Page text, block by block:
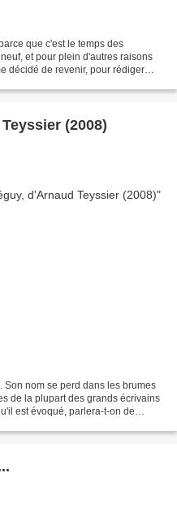
que c'est le temps des
et pour plein d'autres raisons
décidé de revenir, pour rédiger
(2008)
nom se perd dans les brumes
de la plupart des grands écrivains
est évoqué, parlera-t-on de